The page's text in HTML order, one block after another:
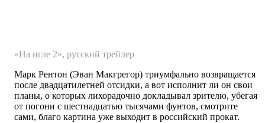
«На игле 2», русский трейлер
Марк Рентон (Эван Макгрегор) триумфально возвращается
после двадцатилетней отсидки, а вот исполнит ли он свои
планы, о которых лихорадочно докладывал зрителю, убегая
от погони с шестнадцатью тысячами фунтов, смотрите
сами, благо картина уже выходит в российский прокат.